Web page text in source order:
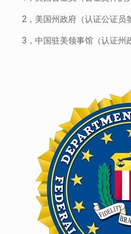
2，美国州政府（认证公证员
3，中国驻美领事馆（认证州